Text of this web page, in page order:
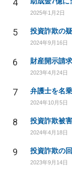
4
2025年1月2日
5 投資詐欺の
2024年9月16日
6 財産開示請
2023年4月24日
7 弁護士を名
2024年10月5日
8 投資詐欺被
2024年4月18日
9 投資詐欺の
2023年9月14日